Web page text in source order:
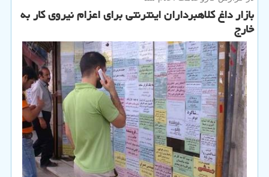
بازار داغ كلاهبرداران اینترنتی برای اعزام نیروی كار به
خارج